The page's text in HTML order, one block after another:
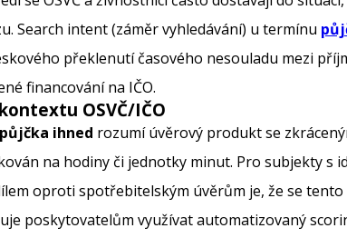
Search intent (záměr vyhledávání) u termínu
překlenutí časového nesouladu mezi
financování na IČO.
OSVČ/IČO
půjčka ihned rozumí úvěrový produkt se
na hodiny či jednotky minut. Pro subjekty s
oproti spotřebitelským úvěrům je, že se
poskytovatelům využívat automatizovaný